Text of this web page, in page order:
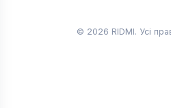
© 2026 RIDMI. Усі